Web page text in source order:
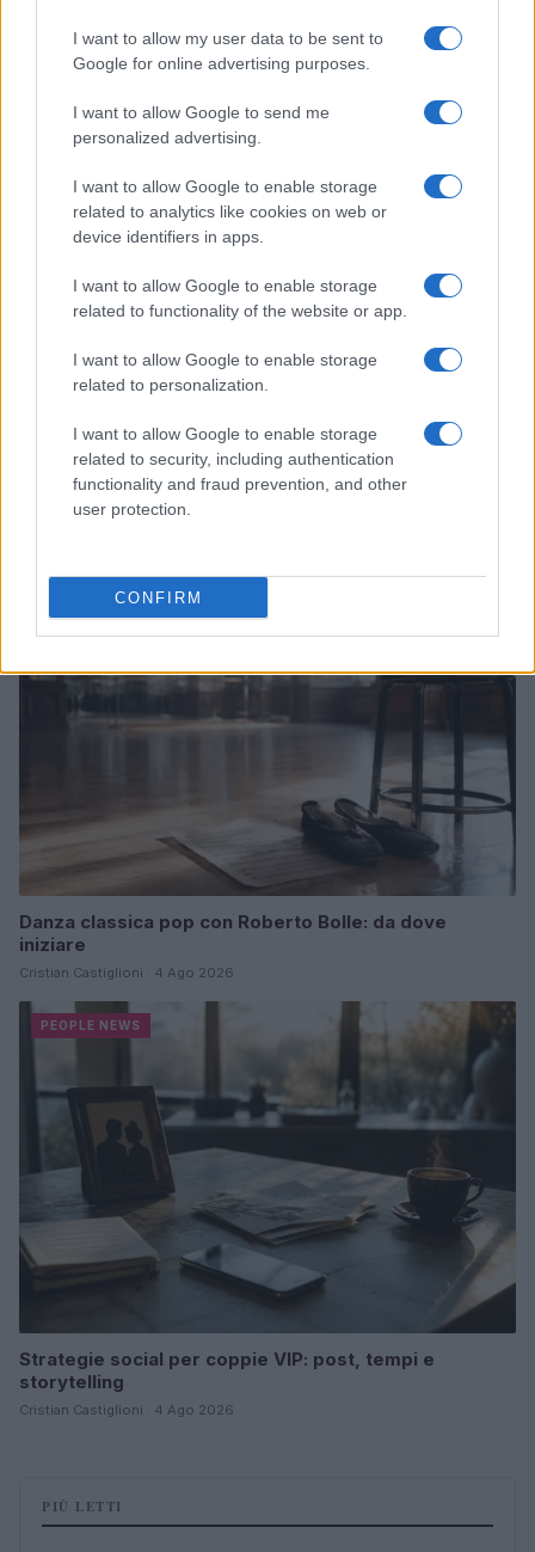
I want to allow my user data to be sent to
Google for online advertising purposes.
I want to allow Google to send me
personalized advertising.
I want to allow Google to enable storage
related to analytics like cookies on web or
device identifiers in apps.
I want to allow Google to enable storage
related to functionality of the website or app.
I want to allow Google to enable storage
related to personalization.
I want to allow Google to enable storage
related to security, including authentication
functionality and fraud prevention, and other
user protection.
CONFIRM
Club sociali a pagamento: vantaggi e svantaggi di un
nuovo modo di socializzare
PEOPLE NEWS
Danza classica pop con Roberto Bolle: da dove
iniziare
Cristian Castiglioni · 4 Ago 2026
PEOPLE NEWS
Strategie social per coppie VIP: post, tempi e
storytelling
Cristian Castiglioni · 4 Ago 2026
PIÙ LETTI